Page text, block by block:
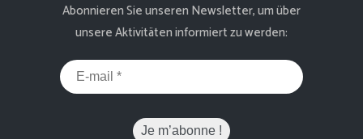
Abonnieren Sie unseren Newsletter, um über
unsere Aktivitäten informiert zu werden: